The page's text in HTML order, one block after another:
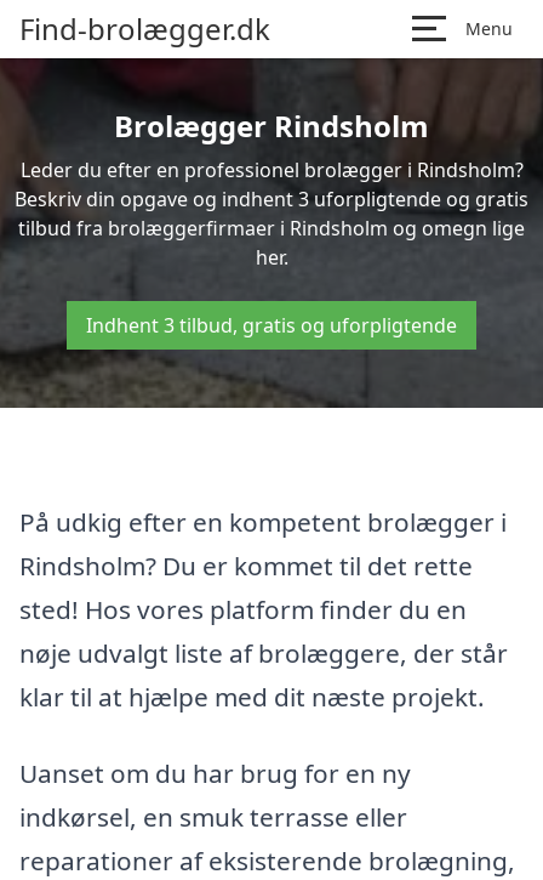
Find-brolægger.dk Menu
Brolægger Rindsholm
Leder du efter en professionel brolægger i Rindsholm?
Beskriv din opgave og indhent 3 uforpligtende og gratis
tilbud fra brolæggerfirmaer i Rindsholm og omegn lige
her.
Indhent 3 tilbud, gratis og uforpligtende
På udkig efter en kompetent brolægger i
Rindsholm? Du er kommet til det rette
sted! Hos vores platform finder du en
nøje udvalgt liste af brolæggere, der står
klar til at hjælpe med dit næste projekt.
Uanset om du har brug for en ny
indkørsel, en smuk terrasse eller
reparationer af eksisterende brolægning,